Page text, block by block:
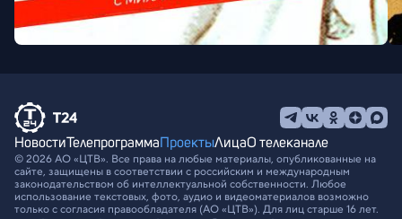
НовостиТелепрограммаПроектыЛицаО телеканале
© 2026 АО «ЦТВ». Все права на любые материалы, опубликованные на
сайте, защищены в соответствии с российским и международным
законодательством об интеллектуальной собственности. Любое
использование текстовых, фото, аудио и видеоматериалов возможно
только с согласия правообладателя (АО «ЦТВ»). Для лиц старше 16 лет.